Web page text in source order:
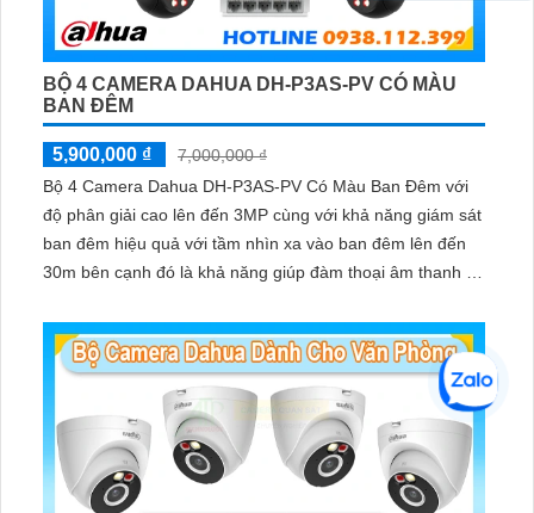
BỘ 4 CAMERA DAHUA DH-P3AS-PV CÓ MÀU
BAN ĐÊM
5,900,000 ₫
7,000,000 ₫
Bộ 4 Camera Dahua DH-P3AS-PV Có Màu Ban Đêm với
độ phân giải cao lên đến 3MP cùng với khả năng giám sát
ban đêm hiệu quả với tầm nhìn xa vào ban đêm lên đến
30m bên cạnh đó là khả năng giúp đàm thoại âm thanh 2
nhập